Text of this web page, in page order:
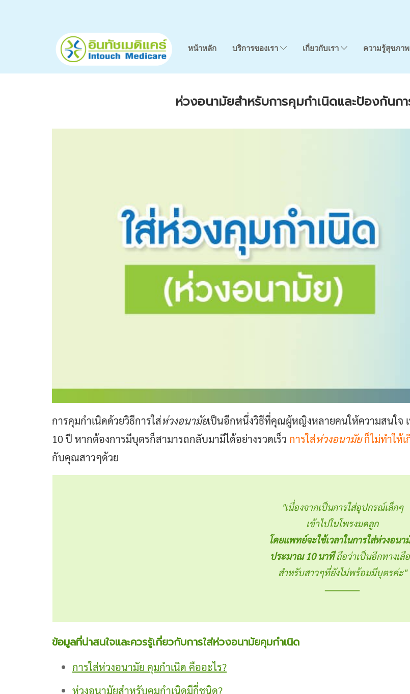
หน้าหลัก บริการของเรา เกี่ยวกับเรา ความรู้สุขภา
ห่วงอนามัยสำหรับการคุมกำเนิดและป้องกันก
การคุมกำเนิดด้วยวิธีการใส่ห่วงอนามัยเป็นอีกหนึ่งวิธีที่คุณผู้หญิงหลายคนให้ความสนใจ
10 ปี หากต้องการมีบุตรก็สามารถกลับมามีได้อย่างรวดเร็ว การใส่ห่วงอนามัยก็ไม่ทำให้
กับคุณสาวๆด้วย
"เนื่องจากเป็นการใส่อุปกรณ์เล็กๆ
เข้าไปในโพรงมดลูก
โดยแพทย์จะใช้เวลาในการใส่ห่วงอนา
ประมาณ 10 นาทีถือว่าเป็นอีกทางเลื
สำหรับสาวๆที่ยังไม่พร้อมมีบุตรค่ะ"
ข้อมูลที่น่าสนใจและควรรู้เกี่ยวกับการใส่ห่วงอนามัยคุมกำเนิด
การใส่ห่วงอนามัย คุมกำเนิด คืออะไร?
ห่วงอนามัยสำหรับคุมกำเนิดมีกี่ชนิด?